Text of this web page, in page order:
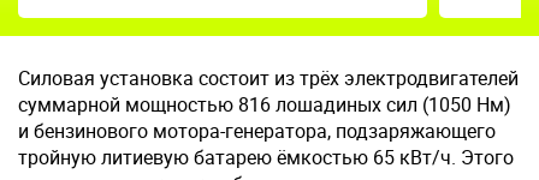
Силовая установка состоит из трёх электродвигателей
суммарной мощностью 816 лошадиных сил (1050 Нм)
и бензинового мотора-генератора, подзаряжающего
тройную литиевую батарею ёмкостью 65 кВт/ч. Этого